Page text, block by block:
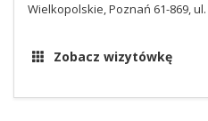
Wielkopolskie, Poznań 61-869,
Zobacz wizytówkę